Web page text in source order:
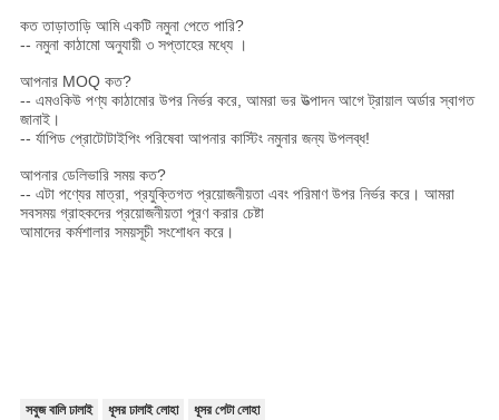
কত তাড়াতাড়ি আমি একটি নমুনা পেতে পারি?
-- নমুনা কাঠামো অনুযায়ী ৩ সপ্তাহের মধ্যে ।
আপনার MOQ কত?
-- এমওকিউ পণ্য কাঠামোর উপর নির্ভর করে, আমরা ভর উত্পাদন আগে ট্রায়াল অর্ডার স্বাগত
জানাই।
-- র্যাপিড প্রোটোটাইপিং পরিষেবা আপনার কাস্টিং নমুনার জন্য উপলব্ধ!
আপনার ডেলিভারি সময় কত?
-- এটা পণ্যের মাত্রা, প্রযুক্তিগত প্রয়োজনীয়তা এবং পরিমাণ উপর নির্ভর করে। আমরা
সবসময় গ্রাহকদের প্রয়োজনীয়তা পূরণ করার চেষ্টা
আমাদের কর্মশালার সময়সূচী সংশোধন করে।
সবুজ বালি ঢালাই ধূসর ঢালাই লোহা ধূসর পেটা লোহা